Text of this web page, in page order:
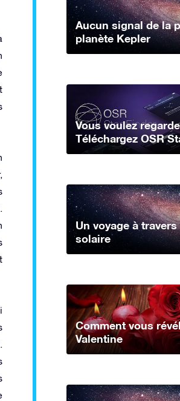
Aucun signal de la
planète Kepler
Vous voulez
Téléchargez OSR
Un voyage à
solaire
Comment vous
Valentine